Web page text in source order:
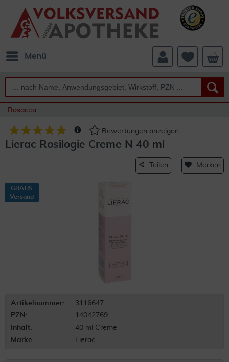
Menü
Rosacea
Bewertungen anzeigen
Lierac Rosilogie Creme N 40 ml
Teilen Merken
GRATIS
Versand
Artikelnummer:
3116647
PZN:
14042769
Inhalt:
40 ml Creme
Marke:
Lierac